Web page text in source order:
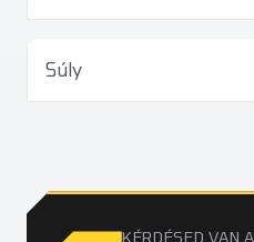
Súly
KÉRDÉSED VAN